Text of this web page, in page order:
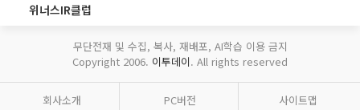
위너스IR클럽
무단전재 및 수집, 복사, 재배포, AI학습 이용 금지
Copyright 2006. 이투데이. All rights reserved
회사소개 PC버전 사이트맵